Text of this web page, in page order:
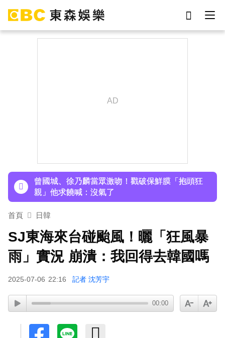
秀超狂腹肌
曾國城、徐乃麟當眾激吻！戳破保鮮膜「抱頭狂
親」他求饒喊：沒氣了
下載東森App，隨時掌握天下大小事！
孫淑媚首登JJA音樂節！被范曉萱1句話打動 放話
秀超狂腹肌
首頁 日韓
SJ東海來台碰颱風！曬「狂風暴
雨」實況 崩潰：我回得去韓國嗎
2025-07-06 22:16 記者 沈芳宇
00:00